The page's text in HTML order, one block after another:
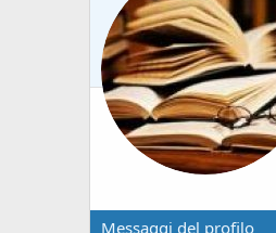
Messaggi del profilo